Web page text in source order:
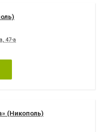
47-а
(Никополь)